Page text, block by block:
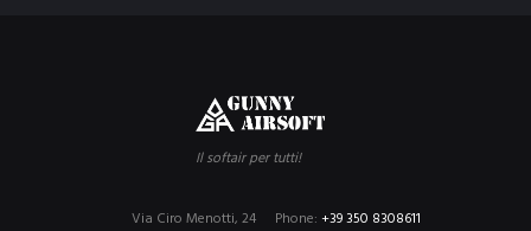
Il softair per tutti!
Phone: +39 350 8308611
Via Ciro Menotti, 24